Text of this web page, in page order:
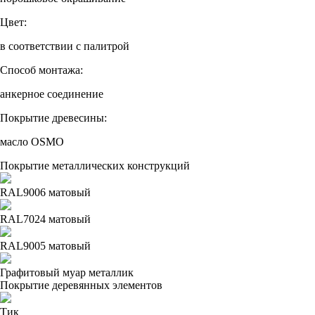
Цвет:
в соответствии с палитрой
Способ монтажа:
анкерное соединение
Покрытие древесины:
масло OSMO
Покрытие металлических конструкций
RAL9006 матовый
RAL7024 матовый
RAL9005 матовый
Графитовый муар металлик
Покрытие деревянных элементов
Тик